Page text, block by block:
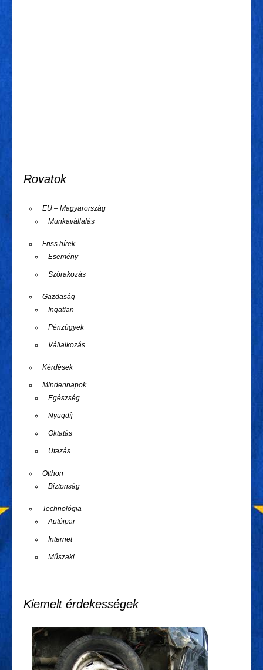
Rovatok
EU – Magyarország
Munkavállalás
Friss hírek
Esemény
Szórakozás
Gazdaság
Ingatlan
Pénzügyek
Vállalkozás
Kérdések
Mindennapok
Egészség
Nyugdíj
Oktatás
Utazás
Otthon
Biztonság
Technológia
Autóipar
Internet
Műszaki
Kiemelt érdekességek